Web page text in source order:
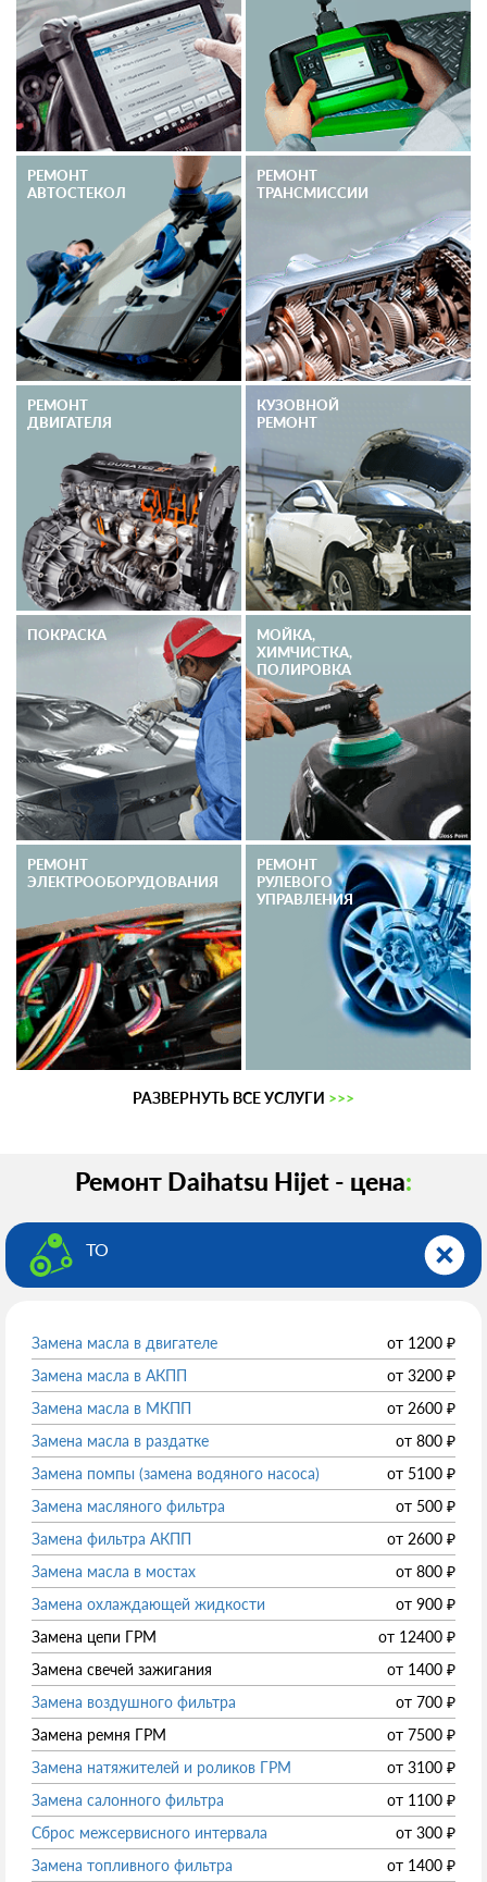
РЕМОНТ
АВТОСТЕКОЛ
РЕМОНТ
ТРАНСМИССИИ
РЕМОНТ
ДВИГАТЕЛЯ
КУЗОВНОЙ
РЕМОНТ
ПОКРАСКА
МОЙКА,
ХИМЧИСТКА,
ПОЛИРОВКА
РЕМОНТ
ЭЛЕКТРО­ОБОРУДОВАНИЯ
РЕМОНТ
РУЛЕВОГО
УПРАВЛЕНИЯ
РАЗВЕРНУТЬ ВСЕ УСЛУГИ >>>
Ремонт Daihatsu Hijet - цена:
ТО
Замена масла в двигателе от 1200 ₽
Замена масла в АКПП
от 3200 ₽
Замена масла в МКПП
от 2600 ₽
Замена масла в раздатке
от 800 ₽
Замена помпы (замена водяного насоса)
от 5100 ₽
Замена масляного фильтра
от 500 ₽
Замена фильтра АКПП
от 2600 ₽
Замена масла в мостах
от 800 ₽
Замена охлаждающей жидкости
от 900 ₽
Замена цепи ГРМ
от 12400 ₽
Замена свечей зажигания
от 1400 ₽
Замена воздушного фильтра
от 700 ₽
Замена ремня ГРМ
от 7500 ₽
Замена натяжителей и роликов ГРМ
от 3100 ₽
Замена салонного фильтра
от 1100 ₽
Сброс межсервисного интервала
от 300 ₽
Замена топливного фильтра
от 1400 ₽